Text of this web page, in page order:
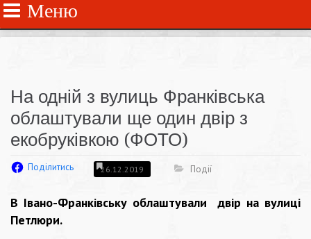
Меню
На одній з вулиць Франківська
облаштували ще один двір з
екобруківкою (ФОТО)
Поділитись 26.12.2019 Події
В Івано-Франківську облаштували двір на вулиці
Петлюри.